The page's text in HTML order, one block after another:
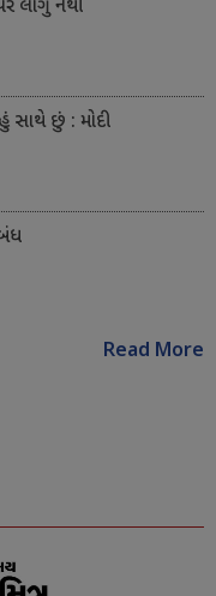
લાગુ નથી
સાથે છું : મોદી
Read More